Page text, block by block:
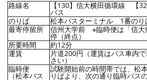
路線名 【130】信大横田循環線 【
バス
のりば
松本バスターミナル 1番のり
最寄停留所
信州大学前 ※臨時便は「信大
停（終点）
所要時間
約12分
運賃
片道200円（運賃はバス車内
さい）
臨時便
（松本バス
試験開始前の時間帯では、松
りばより、次の通り臨時バス